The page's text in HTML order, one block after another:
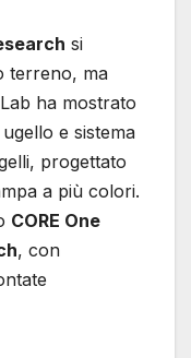
si
terreno, ma
ha mostrato
e sistema
progettato
a più colori.
CORE One
, con